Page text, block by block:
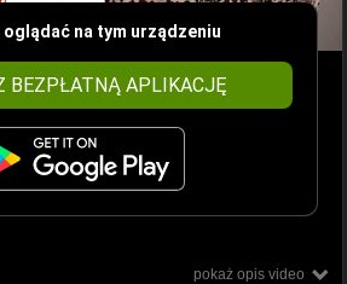
oglądać na tym urządzeniu
BEZPŁATNĄ APLIKACJĘ
pokaż opis video